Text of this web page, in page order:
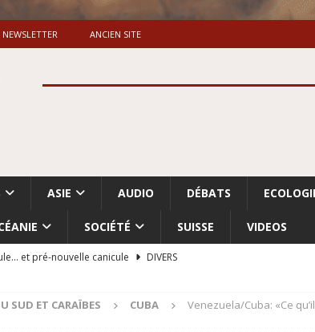
NEWSLETTER ANCIEN SITE
ASIE AUDIO DÉBATS
SOCIÉTÉ SUISSE VIDEOS
et pré-nouvelle canicule
DIVERS
du nettoyage ethnique en Cisjordanie et à Gaza
SUD ET CARAÏBES CUBA
Venezuela/Cuba: «Ce